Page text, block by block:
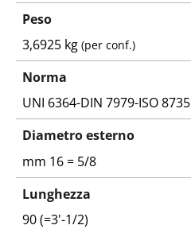
Peso
3,6925 kg(per conf.)
Norma
UNI 6364-DIN 7979-ISO 8735
Diametro esterno
mm 16 = 5/8
Lunghezza
90 (=3'-1/2)